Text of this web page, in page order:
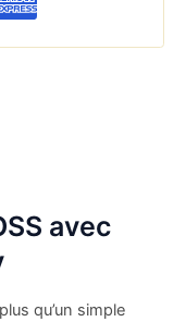
avec
qu’un simple